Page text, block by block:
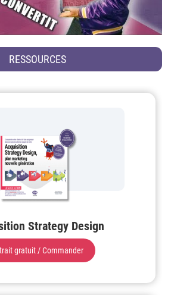
RESSOURCES
Strategy Design
gratuit / Commander